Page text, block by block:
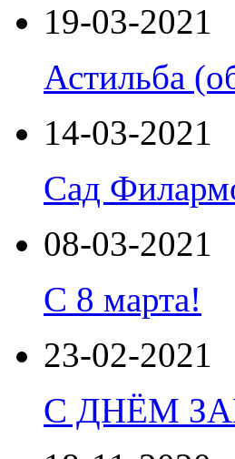
19-03-2021
Астильба
14-03-2021
Сад
08-03-2021
C 8 марта!
23-02-2021
С ДНЁМ